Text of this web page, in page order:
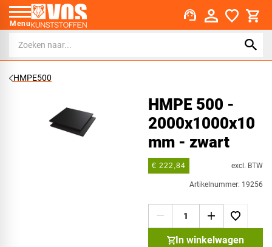
Menu support_agent
HMPE500
HMPE 500 -
2000x1000x10
mm - zwart
€ 222,84 excl. BTW
Artikelnummer: 19256
In winkelwagen